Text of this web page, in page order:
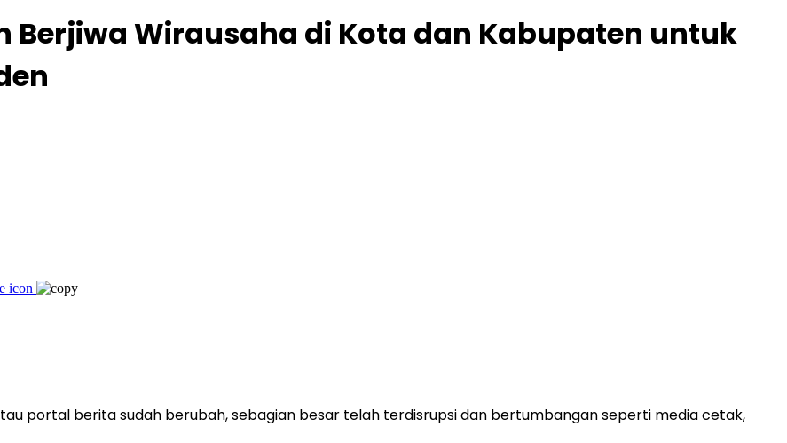
Berjiwa Wirausaha di Kota dan Kabupaten untuk
portal berita sudah berubah, sebagian besar telah terdisrupsi dan bertumbangan seperti media cetak,